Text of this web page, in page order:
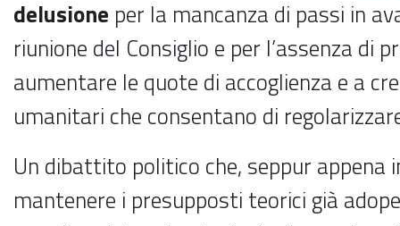
delusione per la mancanza di passi in
riunione del Consiglio e per l’assenza di
aumentare le quote di accoglienza e a
umanitari che consentano di
Un dibattito politico che, seppur appena
mantenere i presupposti teorici già